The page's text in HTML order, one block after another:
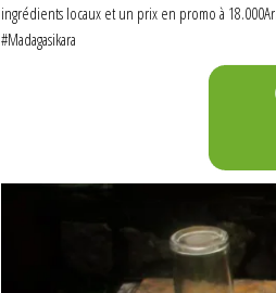
ingrédients locaux et un prix en promo à
#Madagasikara